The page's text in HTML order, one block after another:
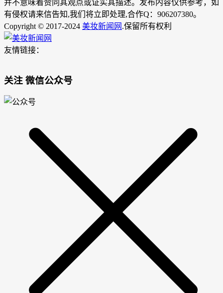
并不意味着赞同其观点或证实其描述。发布内容仅供参考，如
有侵权请来信告知,我们将立即处理,合作Q：906207380。
Copyright © 2017-2024 美妆新闻网 .保留所有权利
友情链接：
关注 微信公众号